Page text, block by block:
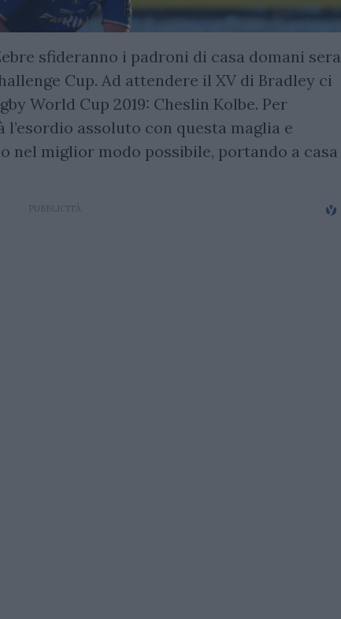
sfideranno i padroni di casa domani sera
Cup. Ad attendere il XV di Bradley ci
World Cup 2019: Cheslin Kolbe. Per
l’esordio assoluto con questa maglia e
nel miglior modo possibile, portando a casa